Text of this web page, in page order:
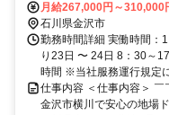
月給267,000円～310,000
石川県金沢市
勤務時間詳細 実働時間：
り23日 〜 24日 8：30～
時間 ※当社服務運行規定
仕事内容 ＜仕事内容＞ ￣
金沢市横川で安心の地場